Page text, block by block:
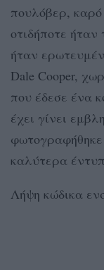
πουλόβερ, καρό
οτιδήποτε ήταν
ήταν
Dale Cooper,
που έδεσε ένα
έχει γίνει
καλύτερα
Λήψη κώδικα